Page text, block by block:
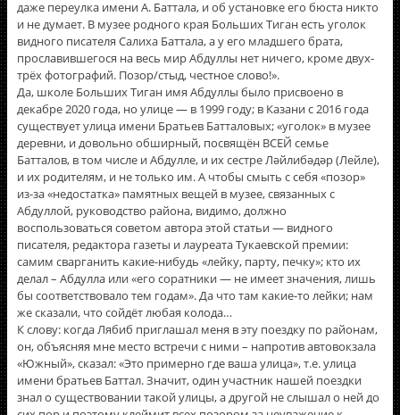
даже переулка имени А. Баттала, и об установке его бюста никто
и не думает. В музее родного края Больших Тиган есть уголок
видного писателя Салиха Баттала, а у его младшего брата,
прославившегося на весь мир Абдуллы нет ничего, кроме двух-
трёх фотографий. Позор/стыд, честное слово!».
Да, школе Больших Тиган имя Абдуллы было присвоено в
декабре 2020 года, но улице — в 1999 году; в Казани с 2016 года
существует улица имени Братьев Батталовых; «уголок» в музее
деревни, и довольно обширный, посвящён ВСЕЙ семье
Батталов, в том числе и Абдулле, и их сестре Ләйлибәдәр (Лейле),
и их родителям, и не только им. А чтобы смыть с себя «позор»
из-за «недостатка» памятных вещей в музее, связанных с
Абдуллой, руководство района, видимо, должно
воспользоваться советом автора этой статьи — видного
писателя, редактора газеты и лауреата Тукаевской премии:
самим сварганить какие-нибудь «лейку, парту, печку»; кто их
делал – Абдулла или «его соратники — не имеет значения, лишь
бы соответствовало тем годам». Да что там какие-то лейки; нам
же сказали, что сойдёт любая колода…
К слову: когда Лябиб приглашал меня в эту поездку по районам,
он, объясняя мне место встречи с ними – напротив автовокзала
«Южный», сказал: «Это примерно где ваша улица», т.е. улица
имени братьев Баттал. Значит, один участник нашей поездки
знал о существовании такой улицы, а другой не слышал о ней до